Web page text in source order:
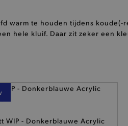
warm te houden tijdens koude(-
hele kluif. Daar zit zeker een
WIP - Donkerblauwe Acrylic